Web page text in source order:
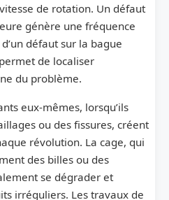
de rotation. Un défaut
génère une fréquence
défaut sur la bague
de localiser
du problème.
eux-mêmes, lorsqu’ils
ou des fissures, créent
révolution. La cage, qui
des billes ou des
se dégrader et
irréguliers. Les travaux de